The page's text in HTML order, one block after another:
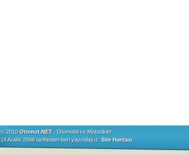
© 2010Otomot.NET- Otomobil ve Motosiklet
14 Aralık 2006 tarihinden beri yayındayız. Site Haritası